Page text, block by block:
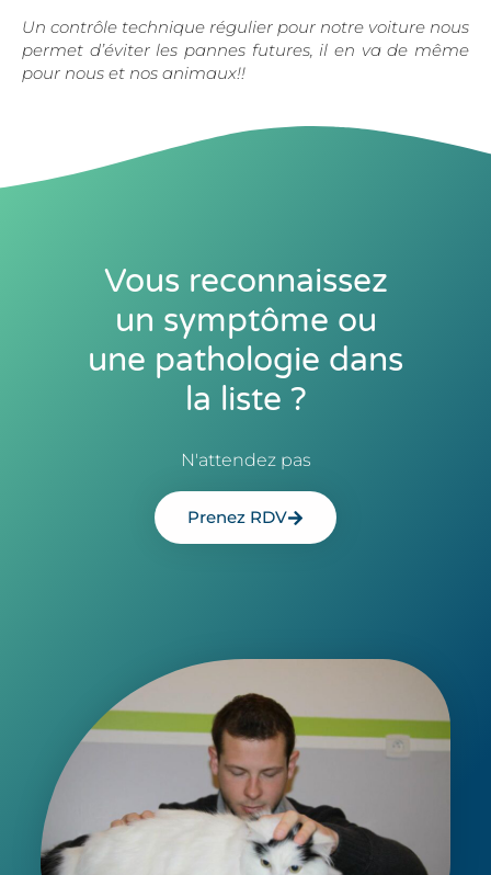
Un contrôle technique régulier pour notre voiture nous
permet d’éviter les pannes futures, il en va de même
pour nous et nos animaux!!
Vous reconnaissez
un symptôme ou
une pathologie dans
la liste ?
N'attendez pas
Prenez RDV